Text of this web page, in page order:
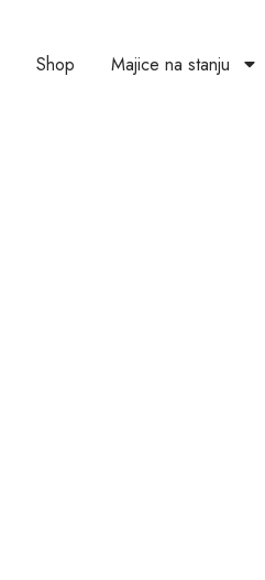
Shop Majice na stanju